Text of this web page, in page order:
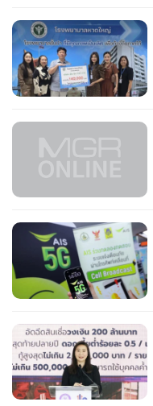
• ท่องเที่ยว
• กีฬา
• ต่างประเทศ
• Special Scoop
• เศรษฐกิจ-ธุรกิจ
• อาชญากรรม
• Motoring
เกม
•
วิทยาศาสตร์
• SMEs
หุ้น
• อินโดจีน
• กองทุนรวม
• Celeb Online